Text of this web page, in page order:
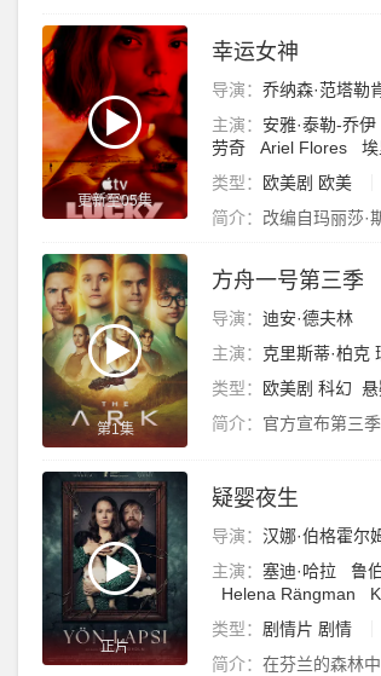
更新至05集
幸运女神
导演： 乔纳森·范塔勒
主演： 安雅·泰勒-乔伊
劳奇
Ariel Flores
类型：
欧美剧 欧美
简介： 改编自玛丽莎·
第1集
方舟一号第三季
导演： 迪安·德夫林
主演： 克里斯蒂·柏克
类型：
欧美剧 科幻
简介： 官方宣布第三季
正片
疑婴夜生
导演： 汉娜·伯格霍尔
主演： 塞迪·哈拉 鲁
Helena Rängman
类型： 剧情片 剧情
简介： 在芬兰的森林